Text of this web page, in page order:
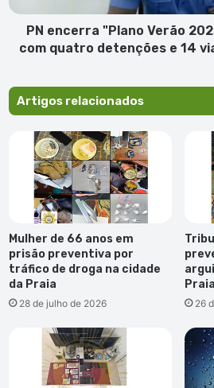
com
quatro
detenções e
apreendidas
PN encerra "Plano Verão
com quatro detenções e 14
Artigos relacionados
Mulher de 66 anos em
prisão preventiva por
tráfico de droga na cidade
da Praia
28 de julho de 2026
Praia
26